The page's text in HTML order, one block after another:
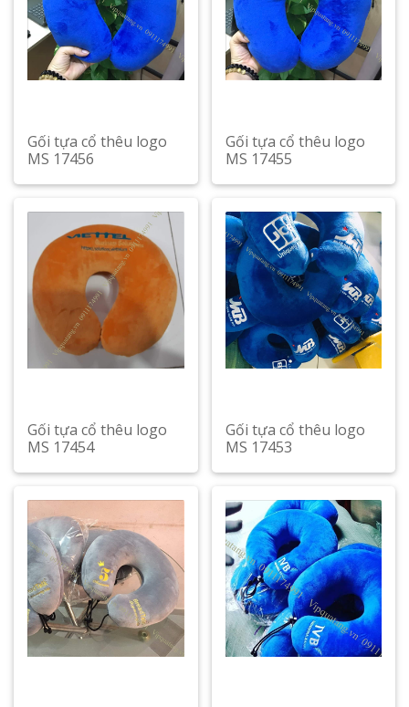
Gối tựa cổ thêu logo
MS 17456
Gối tựa cổ thêu logo
MS 17455
Gối tựa cổ thêu logo
MS 17454
Gối tựa cổ thêu logo
MS 17453